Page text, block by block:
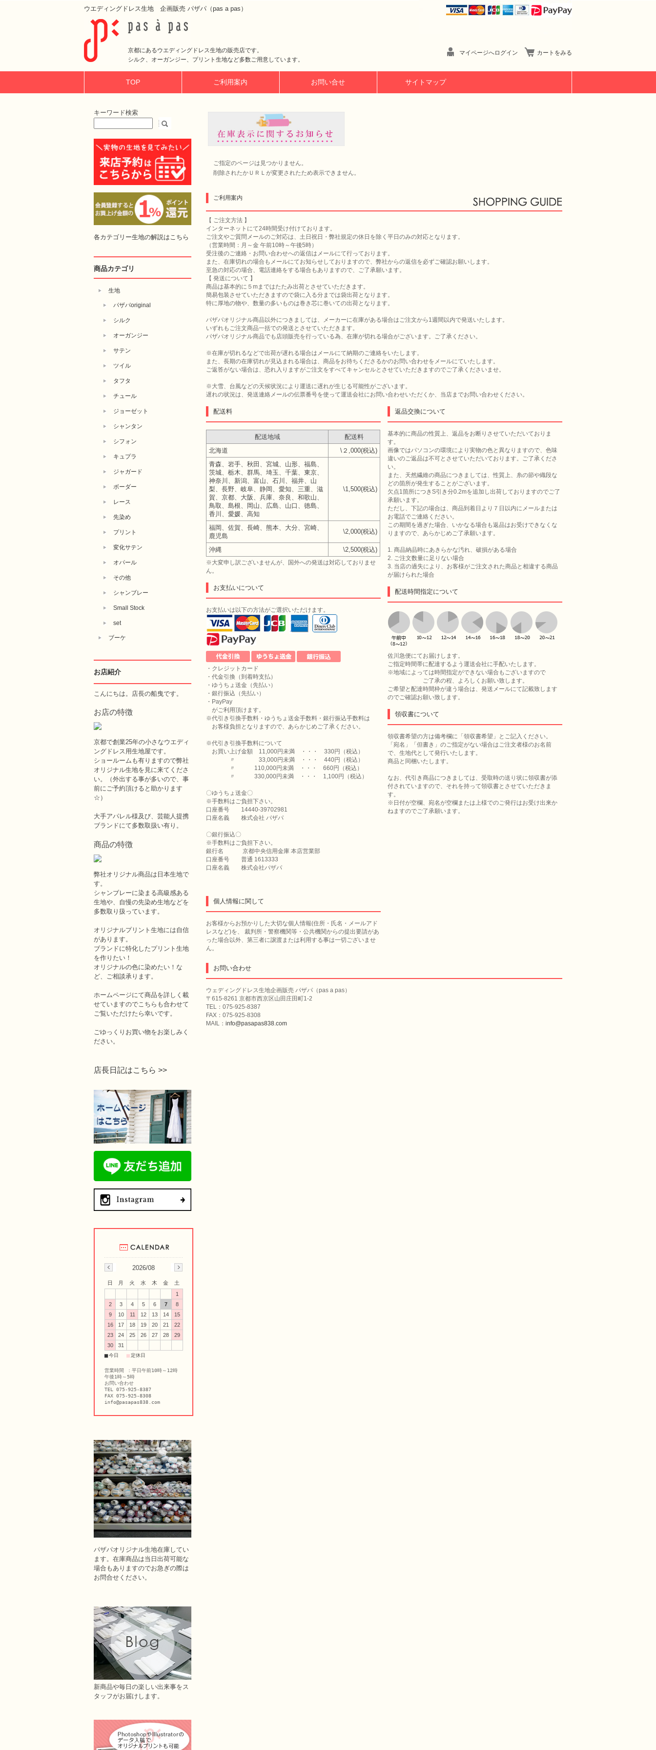
ウエディングドレス生地 企画販売 パザパ（pas a pas）
京都にあるウエディングドレス生地の販売店です。
シルク、オーガンジー、プリント生地など多数ご用意しています。
マイページへログイン カートをみる
TOP ご利用案内 お問い合せ サイトマップ
ご指定のページは見つかりません。
削除されたかＵＲＬが変更されたため表示できません。
ご利用案内
【 ご注文方法 】
インターネットにて24時間受け付けております。
ご注文やご質問メールのご対応は、土日祝日・弊社規定の休日を除く平日のみの対応となります。
（営業時間：月～金 午前10時～午後5時）
受注後のご連絡・お問い合わせへの返信はメールにて行っております。
また、在庫切れの場合もメールにてお知らせしておりますので、弊社からの返信を必ずご確認お願いします。
至急の対応の場合、電話連絡をする場合もありますので、ご了承願います。
【 発送について 】
商品は基本的に５mまではたたみ出荷とさせていただきます。
簡易包装させていただきますので袋に入る分までは袋出荷となります。
特に厚地の物や、数量の多いものは巻き芯に巻いての出荷となります。
パザパオリジナル商品以外につきましては、メーカーに在庫がある場合はご注文から1週間以内で発送いたします。
いずれもご注文商品一括での発送とさせていただきます。
パザパオリジナル商品でも店頭販売を行っている為、在庫が切れる場合がございます。ご了承ください。
※在庫が切れるなどで出荷が遅れる場合はメールにて納期のご連絡をいたします。
また、長期の在庫切れが見込まれる場合は、商品をお待ちくださるかのお問い合わせをメールにていたします。
ご返答がない場合は、恐れ入りますがご注文をすべてキャンセルとさせていただきますのでご了承くださいませ。
※大雪、台風などの天候状況により運送に遅れが生じる可能性がございます。
遅れの状況は、発送連絡メールの伝票番号を使って運送会社にお問い合わせいただくか、当店までお問い合わせください。
配送料
配送地域
配送料
北海道
\２,000(税込)
青森、岩手、秋田、宮城、山形、福島、
茨城、栃木、群馬、埼玉、千葉、東京、
神奈川、新潟、富山、石川、福井、山
梨、長野、岐阜、静岡、愛知、三重、滋
賀、京都、大阪、兵庫、奈良、和歌山、
鳥取、島根、岡山、広島、山口、徳島、
香川、愛媛、高知
\1,500(税込)
福岡、佐賀、長崎、熊本、大分、宮崎、
鹿児島
\2,000(税込)
沖縄 \2,500(税込)
※大変申し訳ございませんが、国外への発送は対応しておりませ
ん。
お支払いについて
お支払いは以下の方法がご選択いただけます。
・クレジットカード
・代金引換（到着時支払）
・ゆうちょ送金（先払い）
・銀行振込（先払い）
・PayPay
がご利用頂けます。
※代引き引換手数料・ゆうちょ送金手数料・銀行振込手数料は
お客様負担となりますので、あらかじめご了承ください。
※代引き引換手数料について
お買い上げ金額 11,000円未満 ・・・ 330円（税込）
〃 33,000円未満 ・・・ 440円（税込）
〃 110,000円未満 ・・・ 660円（税込）
〃 330,000円未満 ・・・ 1,100円（税込）
〇ゆうちょ送金〇
※手数料はご負担下さい。
口座番号 14440-39702981
口座名義 株式会社 パザパ
〇銀行振込〇
※手数料はご負担下さい。
銀行名 京都中央信用金庫 本店営業部
口座番号 普通 1613333
口座名義 株式会社パザパ
個人情報に関して
お客様からお預かりした大切な個人情報(住所・氏名・メールアド
レスなど)を、 裁判所・警察機関等・公共機関からの提出要請があ
った場合以外、第三者に譲渡または利用する事は一切ございませ
ん。
返品交換について
基本的に商品の性質上、返品をお断りさせていただいておりま
す。
画像ではパソコンの環境により実物の色と異なりますので、色味
違いのご返品は不可とさせていただいております。ご了承くださ
い。
また、天然繊維の商品につきましては、性質上、糸の節や織段な
どの箇所が発生することがございます。
欠点1箇所につきS引き分0.2mを追加し出荷しておりますのでご了
承願います。
ただし、下記の場合は、商品到着日より７日以内にメールまたは
お電話でご連絡ください。
この期間を過ぎた場合、いかなる場合も返品はお受けできなくな
りますので、あらかじめご了承願います。
1. 商品納品時にあきらかな汚れ、破損がある場合
2. ご注文数量に足りない場合
3. 当店の過失により、お客様がご注文された商品と相違する商品
が届けられた場合
配送時間指定について
佐川急便にてお届けします。
ご指定時間帯に配達するよう運送会社に手配いたします。
※地域によっては時間指定ができない場合もございますので
ご了承の程、よろしくお願い致します。
ご希望と配達時間枠が違う場合は、発送メールにて記載致します
のでご確認お願い致します。
領収書について
領収書希望の方は備考欄に「領収書希望」とご記入ください。
「宛名」「但書き」のご指定がない場合はご注文者様のお名前
で、生地代として発行いたします。
商品と同梱いたします。
なお、代引き商品につきましては、受取時の送り状に領収書が添
付されていますので、それを持って領収書とさせていただきま
す。
※日付が空欄、宛名が空欄または上様でのご発行はお受け出来か
ねますのでご了承願います。
お問い合わせ
ウェディングドレス生地企画販売 パザパ（pas a pas）
〒615-8261 京都市西京区山田庄田町1-2
TEL：075-925-8387
FAX：075-925-8308
MAIL： info@pasapas838.com
キーワード検索
各カテゴリー生地の解説はこちら
商品カテゴリ
生地
パザパoriginal
シルク
オーガンジー
サテン
ツイル
タフタ
チュール
ジョーゼット
シャンタン
シフォン
キュプラ
ジャガード
ボーダー
レース
先染め
プリント
変化サテン
オパール
その他
シャンブレー
Small Stock
set
ブーケ
お店紹介
こんにちは。店長の船曳です。
お店の特徴
京都で創業25年の小さなウエディ
ングドレス用生地屋です。
ショールームも有りますので弊社
オリジナル生地を見に来てくださ
い。（外出する事が多いので、事
前にご予約頂けると助かります
☆）
大手アパレル様及び、芸能人提携
ブランドにて多数取扱い有り。
商品の特徴
弊社オリジナル商品は日本生地で
す。
シャンブレーに染まる高級感ある
生地や、自慢の先染め生地などを
多数取り扱っています。
オリジナルプリント生地には自信
があります。
ブランドに特化したプリント生地
を作りたい！
オリジナルの色に染めたい！な
ど、ご相談承ります。
ホームページにて商品を詳しく載
せていますのでこちらも合わせて
ご覧いただけたら幸いです。
ごゆっくりお買い物をお楽しみく
ださい。
店長日記はこちら >>
2026/08
日 月 火 水 木 金
土
1
2
3 4 5 6 7
8
9
10 11 12 13 14
15
16
17 18 19 20 21
22
23
24 25 26 27 28
29
30
31
■今日 ■定休日
営業時間 ：平日午前10時～12時
午後1時～5時
お問い合わせ
TEL 075-925-8387
FAX 075-925-8308
info@pasapas838.com
パザパオリジナル生地在庫してい
ます。在庫商品は当日出荷可能な
場合もありますのでお急ぎの際は
お問合せください。
新商品や毎日の楽しい出来事をス
タッフがお届けします。